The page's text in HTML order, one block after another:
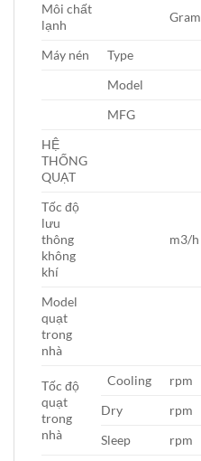
Môi chất
lạnh
Gram
Máy nén Type
Model
MFG
HỆ
THỐNG
QUẠT
Tốc độ
lưu
thông
không
khí
m3/h
Model
quạt
trong
nhà
Tốc độ
quạt
trong
nhà
Cooling rpm
Dry
rpm
Sleep
rpm